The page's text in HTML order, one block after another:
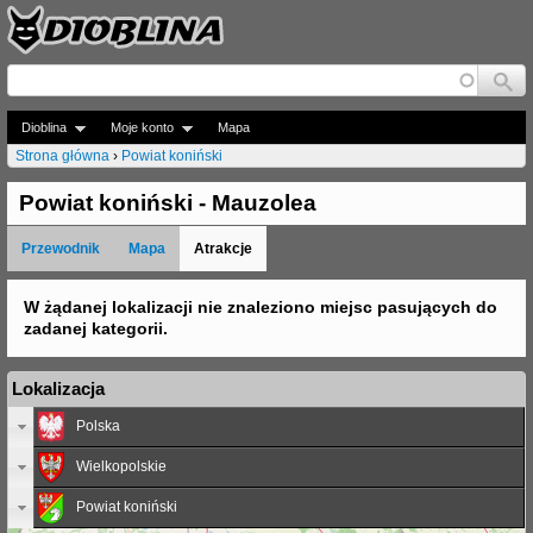
Jump to navigation
Dioblina Moje konto Mapa
J
e
s
e
ś
t
a
Strona główna › Powiat koniński
Powiat koniński - Mauzolea
Przewodnik Mapa Atrakcje
W żądanej lokalizacji nie znaleziono miejsc pasujących do
zadanej kategorii.
Lokalizacja
Polska
Wielkopolskie
Powiat koniński